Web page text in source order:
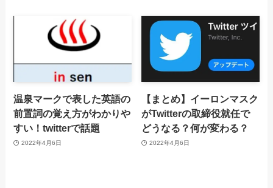
温泉マークで表した英語の
前置詞の覚え方がわかりや
すい！twitterで話題
2022年4月6日
【まとめ】イーロンマスク
がTwitterの取締役就任で
どうなる？何が変わる？
2022年4月6日